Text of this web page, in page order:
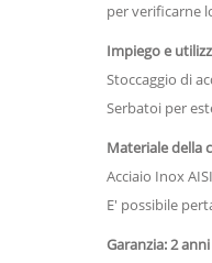
per verificarne
Impiego e
Stoccaggio di
Serbatoi per
Materiale della
Acciaio Inox
E' possibile
Garanzia: 2 anni